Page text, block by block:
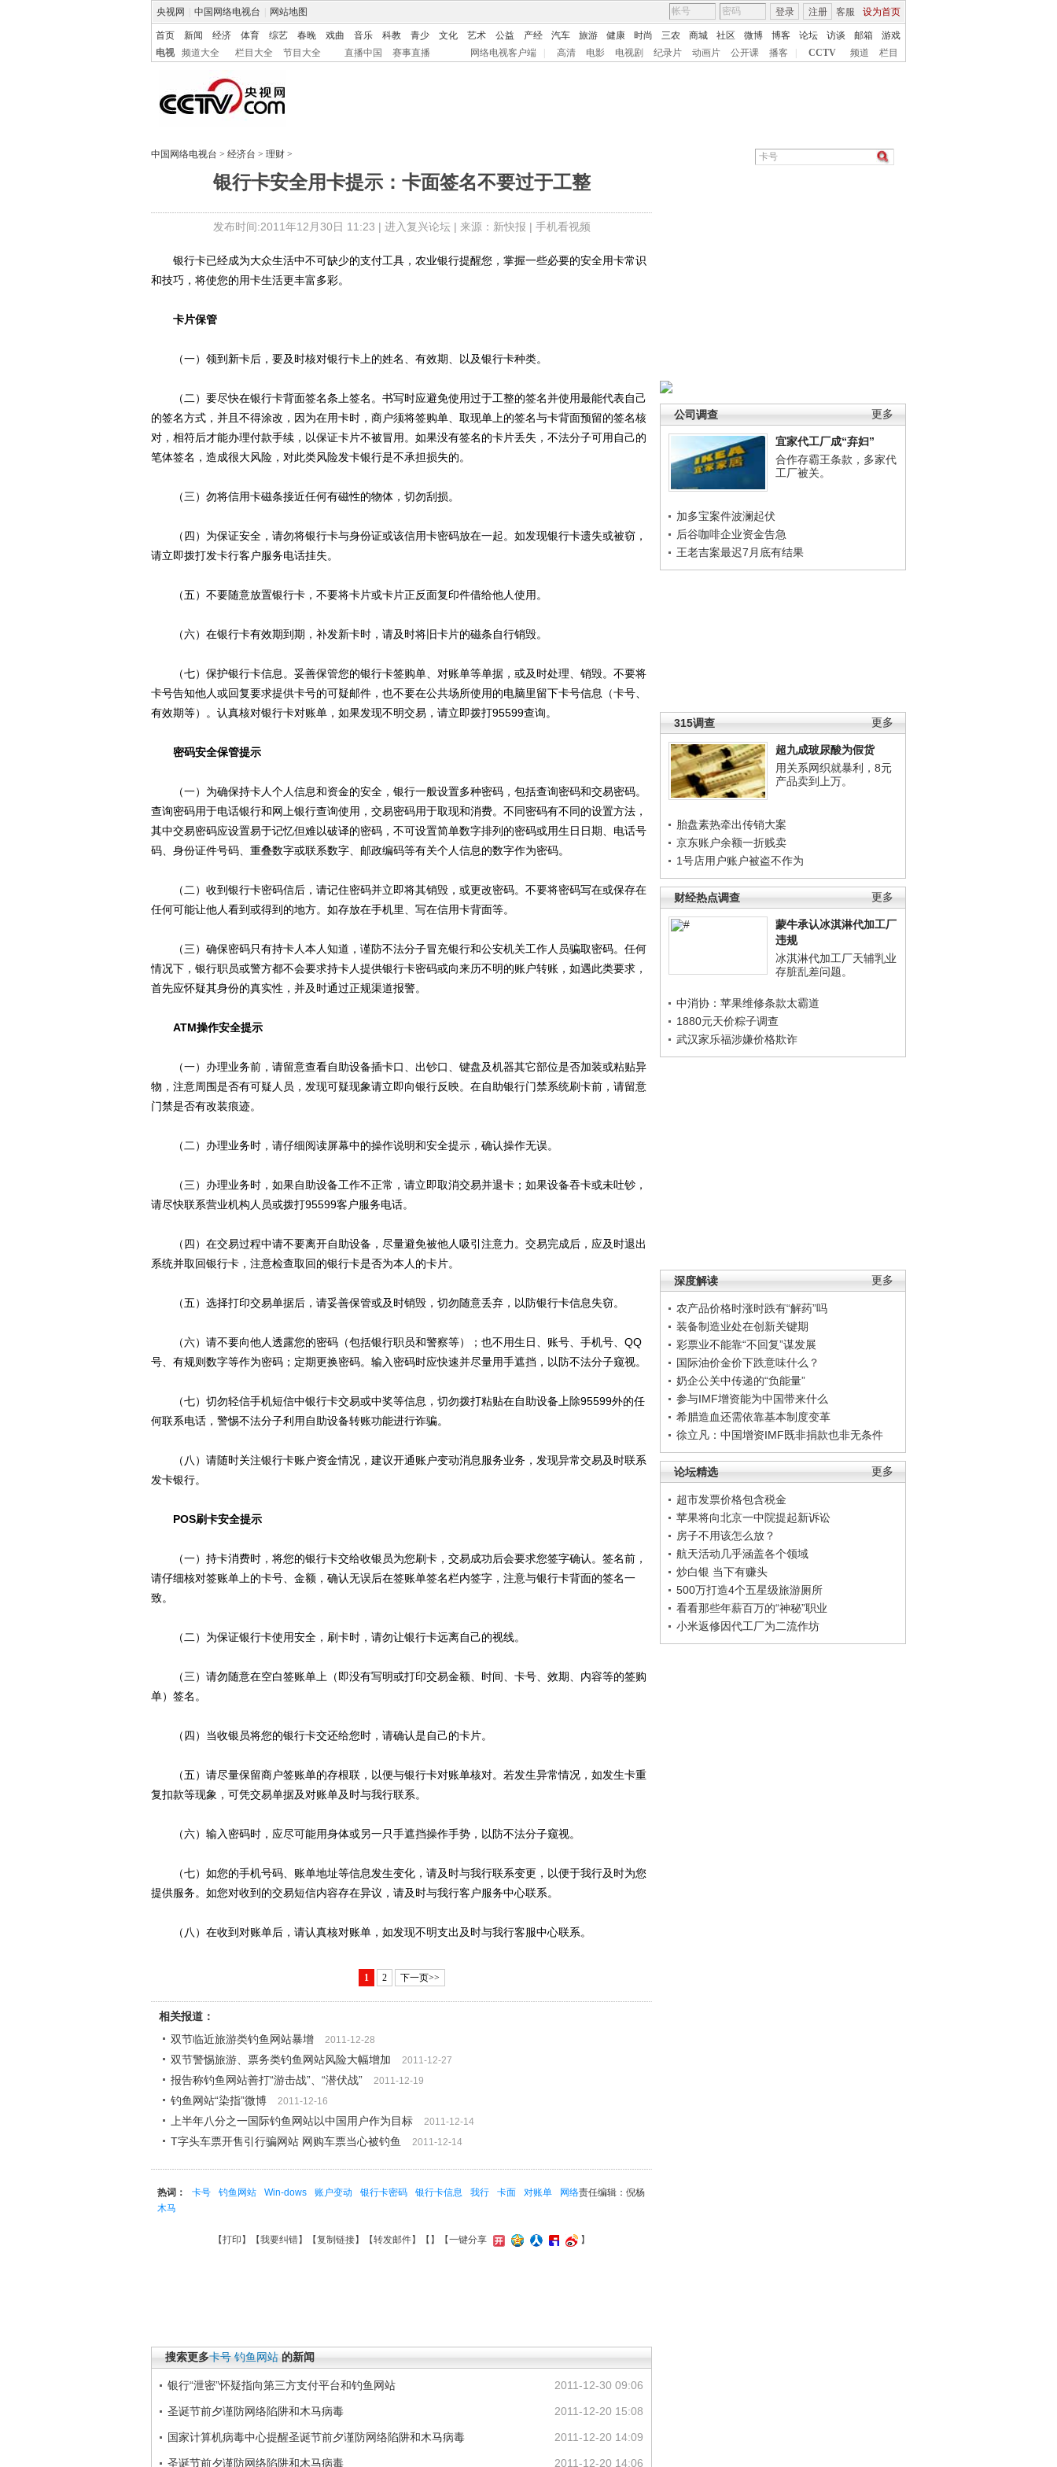
央视网 中国网络电视台 网站地图 客服 设为首页
登录 注册
首页 新闻 经济 体育 综艺 春晚 戏曲 音乐 科教 青少 文化 艺术 公益 产经 汽车 旅游 健康 时尚 三农 商城 社区 微博 博客 论坛 访谈 邮箱
游戏
电视
频道大全 栏目大全 节目大全 直播中国 赛事直播 网络电视客户端 高清 电影 电视剧 纪录片 动画片 公开课 播客 CCTV 频道 栏目
中国网络电视台 > 经济台 > 理财 >
银行卡安全用卡提示：卡面签名不要过于工整
发布时间:2011年12月30日 11:23 | 进入复兴论坛| 来源：新快报 | 手机看视频
更多
公司调查
宜家代工厂成“弃妇”
合作存霸王条款，多家代
工厂被关。
加多宝案件波澜起伏
后谷咖啡企业资金告急
王老吉案最迟7月底有结果
更多
315调查
超九成玻尿酸为假货
用关系网织就暴利，8元
产品卖到上万。
胎盘素热牵出传销大案
京东账户余额一折贱卖
1号店用户账户被盗不作为
更多
财经热点调查
蒙牛承认冰淇淋代加工厂
违规
冰淇淋代加工厂天辅乳业
存脏乱差问题。
中消协：苹果维修条款太霸道
1880元天价粽子调查
武汉家乐福涉嫌价格欺诈
更多
深度解读
农产品价格时涨时跌有“解药”吗
装备制造业处在创新关键期
彩票业不能靠“不回复”谋发展
国际油价金价下跌意味什么？
奶企公关中传递的“负能量”
参与IMF增资能为中国带来什么
希腊造血还需依靠基本制度变革
徐立凡：中国增资IMF既非捐款也非无条件
更多
论坛精选
超市发票价格包含税金
苹果将向北京一中院提起新诉讼
房子不用该怎么放？
航天活动几乎涵盖各个领域
炒白银 当下有赚头
500万打造4个五星级旅游厕所
看看那些年薪百万的“神秘”职业
小米返修因代工厂为二流作坊
银行卡已经成为大众生活中不可缺少的支付工具，农业银行提醒您，掌握一些必要的安全用卡常识
和技巧，将使您的用卡生活更丰富多彩。
卡片保管
（一）领到新卡后，要及时核对银行卡上的姓名、有效期、以及银行卡种类。
（二）要尽快在银行卡背面签名条上签名。书写时应避免使用过于工整的签名并使用最能代表自己
的签名方式，并且不得涂改，因为在用卡时，商户须将签购单、取现单上的签名与卡背面预留的签名核
对，相符后才能办理付款手续，以保证卡片不被冒用。如果没有签名的卡片丢失，不法分子可用自己的
笔体签名，造成很大风险，对此类风险发卡银行是不承担损失的。
（三）勿将信用卡磁条接近任何有磁性的物体，切勿刮损。
（四）为保证安全，请勿将银行卡与身份证或该信用卡密码放在一起。如发现银行卡遗失或被窃，
请立即拨打发卡行客户服务电话挂失。
（五）不要随意放置银行卡，不要将卡片或卡片正反面复印件借给他人使用。
（六）在银行卡有效期到期，补发新卡时，请及时将旧卡片的磁条自行销毁。
（七）保护银行卡信息。妥善保管您的银行卡签购单、对账单等单据，或及时处理、销毁。不要将
卡号告知他人或回复要求提供卡号的可疑邮件，也不要在公共场所使用的电脑里留下卡号信息（卡号、
有效期等）。认真核对银行卡对账单，如果发现不明交易，请立即拨打95599查询。
密码安全保管提示
（一）为确保持卡人个人信息和资金的安全，银行一般设置多种密码，包括查询密码和交易密码。
查询密码用于电话银行和网上银行查询使用，交易密码用于取现和消费。不同密码有不同的设置方法，
其中交易密码应设置易于记忆但难以破译的密码，不可设置简单数字排列的密码或用生日日期、电话号
码、身份证件号码、重叠数字或联系数字、邮政编码等有关个人信息的数字作为密码。
（二）收到银行卡密码信后，请记住密码并立即将其销毁，或更改密码。不要将密码写在或保存在
任何可能让他人看到或得到的地方。如存放在手机里、写在信用卡背面等。
（三）确保密码只有持卡人本人知道，谨防不法分子冒充银行和公安机关工作人员骗取密码。任何
情况下，银行职员或警方都不会要求持卡人提供银行卡密码或向来历不明的账户转账，如遇此类要求，
首先应怀疑其身份的真实性，并及时通过正规渠道报警。
ATM操作安全提示
（一）办理业务前，请留意查看自助设备插卡口、出钞口、键盘及机器其它部位是否加装或粘贴异
物，注意周围是否有可疑人员，发现可疑现象请立即向银行反映。在自助银行门禁系统刷卡前，请留意
门禁是否有改装痕迹。
（二）办理业务时，请仔细阅读屏幕中的操作说明和安全提示，确认操作无误。
（三）办理业务时，如果自助设备工作不正常，请立即取消交易并退卡；如果设备吞卡或未吐钞，
请尽快联系营业机构人员或拨打95599客户服务电话。
（四）在交易过程中请不要离开自助设备，尽量避免被他人吸引注意力。交易完成后，应及时退出
系统并取回银行卡，注意检查取回的银行卡是否为本人的卡片。
（五）选择打印交易单据后，请妥善保管或及时销毁，切勿随意丢弃，以防银行卡信息失窃。
（六）请不要向他人透露您的密码（包括银行职员和警察等）；也不用生日、账号、手机号、QQ
号、有规则数字等作为密码；定期更换密码。输入密码时应快速并尽量用手遮挡，以防不法分子窥视。
（七）切勿轻信手机短信中银行卡交易或中奖等信息，切勿拨打粘贴在自助设备上除95599外的任
何联系电话，警惕不法分子利用自助设备转账功能进行诈骗。
（八）请随时关注银行卡账户资金情况，建议开通账户变动消息服务业务，发现异常交易及时联系
发卡银行。
POS刷卡安全提示
（一）持卡消费时，将您的银行卡交给收银员为您刷卡，交易成功后会要求您签字确认。签名前，
请仔细核对签账单上的卡号、金额，确认无误后在签账单签名栏内签字，注意与银行卡背面的签名一
致。
（二）为保证银行卡使用安全，刷卡时，请勿让银行卡远离自己的视线。
（三）请勿随意在空白签账单上（即没有写明或打印交易金额、时间、卡号、效期、内容等的签购
单）签名。
（四）当收银员将您的银行卡交还给您时，请确认是自己的卡片。
（五）请尽量保留商户签账单的存根联，以便与银行卡对账单核对。若发生异常情况，如发生卡重
复扣款等现象，可凭交易单据及对账单及时与我行联系。
（六）输入密码时，应尽可能用身体或另一只手遮挡操作手势，以防不法分子窥视。
（七）如您的手机号码、账单地址等信息发生变化，请及时与我行联系变更，以便于我行及时为您
提供服务。如您对收到的交易短信内容存在异议，请及时与我行客户服务中心联系。
（八）在收到对账单后，请认真核对账单，如发现不明支出及时与我行客服中心联系。
1 2 下一页>>
相关报道：
双节临近旅游类钓鱼网站暴增
2011-12-28
双节警惕旅游、票务类钓鱼网站风险大幅增加 2011-12-27
报告称钓鱼网站善打“游击战”、“潜伏战” 2011-12-19
钓鱼网站“染指”微博 2011-12-16
上半年八分之一国际钓鱼网站以中国用户作为目标 2011-12-14
T字头车票开售引行骗网站 网购车票当心被钓鱼 2011-12-14
责任编辑：倪杨
热词： 卡号 钓鱼网站 Win-dows 账户变动 银行卡密码 银行卡信息 我行 卡面 对账单
网络
木马
【打印 】【我要纠错】【复制链接】【转发邮件】【 】 【一键分享 】
搜索更多卡号 钓鱼网站 的新闻
2011-12-30 09:06
银行“泄密”怀疑指向第三方支付平台和钓鱼网站
2011-12-20 15:08
圣诞节前夕谨防网络陷阱和木马病毒
2011-12-20 14:09
国家计算机病毒中心提醒圣诞节前夕谨防网络陷阱和木马病毒
2011-12-20 14:06
圣诞节前夕谨防网络陷阱和木马病毒